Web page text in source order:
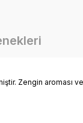
Zengin aroması